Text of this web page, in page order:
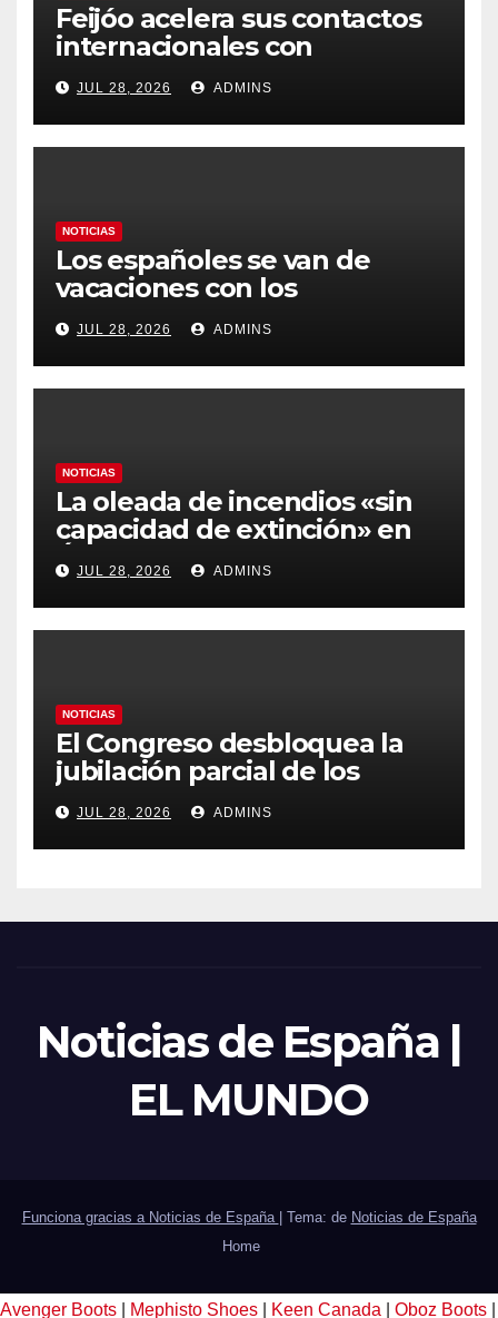
Feijóo acelera sus contactos
internacionales con
Latinoamérica como socio
prioritario en su agenda de
gobierno
JUL 28, 2026 ADMINS
NOTICIAS
Los españoles se van de
vacaciones con los
carburantes hasta un 21%
más caros que el año pasado
y los hoteles disparados
JUL 28, 2026 ADMINS
NOTICIAS
La oleada de incendios «sin
capacidad de extinción» en
Ávila y al oeste de Madrid
obliga a declarar la
emergencia nacional
JUL 28, 2026 ADMINS
NOTICIAS
El Congreso desbloquea la
jubilación parcial de los
trabajadores laborales del
sector público
JUL 28, 2026 ADMINS
Noticias de España |
EL MUNDO
Funciona gracias a Noticias de España | Tema: de Noticias de España
Home
Avenger Boots Mephisto Shoes Keen Canada Oboz Boots